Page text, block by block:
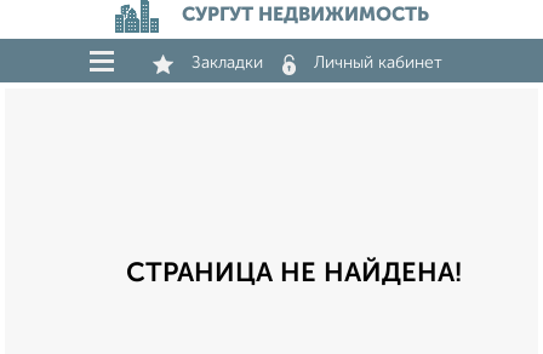
СУРГУТ НЕДВИЖИМОСТЬ
Закладки Личный кабинет
СТРАНИЦА НЕ НАЙДЕНА!